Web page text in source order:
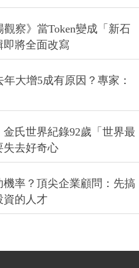
察》當Token變成「新石
將全面改寫
大增5成有原因？專家：
金氏世界紀錄92歲「世界最
失去好奇心
率？頂尖企業顧問：先搞
資的人才